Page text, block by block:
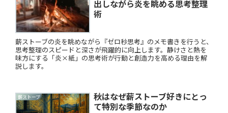
出しながら炎を眺める思考整理
術
薪ストーブの炎を眺めながら『ゼロ秒思考』のメモ書きを行うと、
思考整理のスピードと深さが飛躍的に向上します。静けさと熱を
味方にする「炎×紙」の思考術が行動と創造力を高める理由を解
説します。
薪ストーブ
秋はなぜ薪ストーブ好きにとっ
て特別な季節なのか